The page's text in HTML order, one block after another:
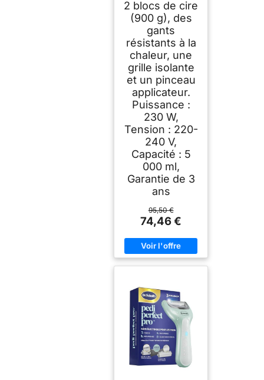
2 blocs de cire
(900 g), des
gants
résistants à la
chaleur, une
grille isolante
et un pinceau
applicateur.
Puissance :
230 W,
Tension : 220-
240 V,
Capacité : 5
000 ml,
Garantie de 3
ans
95,50 €
74,46 €